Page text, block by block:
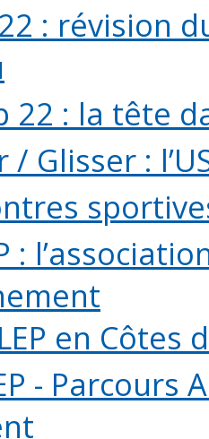
22 : révision
22 : la tête
/ Glisser :
:
en Côtes
-